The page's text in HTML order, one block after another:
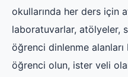
okullarında her ders için
laboratuvarlar, atölyeler,
öğrenci dinlenme
öğrenci olun, ister veli